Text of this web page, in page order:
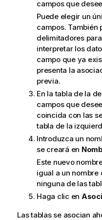
campos que
Puede elegir un
campos. También
delimitadores
interpretar los
campo que ya
presenta la
previa.
En la tabla de la
campos que
coincida con las
tabla de la
Introduzca un
se creará en
Este nuevo
igual a un nombre
ninguna de las
Haga clic en
Las tablas se asocian